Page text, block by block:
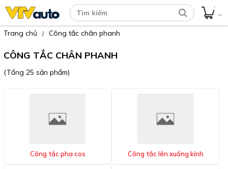
Trang chủ | Công tắc chân phanh
CÔNG TẮC CHÂN PHANH
(Tổng 25 sản phẩm)
Công tắc pha cos Công tắc lên xuống kính